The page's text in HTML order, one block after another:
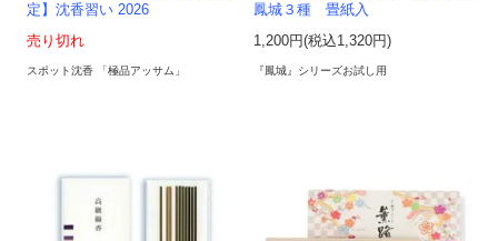
定】沈香習い 2026
売り切れ
スポット沈香 「極品アッサム」
鳳城３種 畳紙入
1,200円(税込1,320円)
『鳳城』シリーズお試し用